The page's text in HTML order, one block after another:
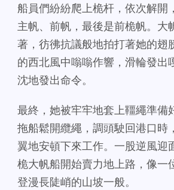
船員們紛紛爬上桅杆，依次解開
主帆、前帆，最後是前桅帆。大
著，彷彿抗議般地拍打著她的翅
的西北風中嗡嗡作響，滑輪發出
沈地發出命令。
最終，她被牢牢地套上韁繩準備
拖船鬆開纜繩，調頭駛回港口時
翼地安頓下來工作。一股逆風迎
桅大帆船開始賣力地上路，像一
登漫長陡峭的山坡一般。